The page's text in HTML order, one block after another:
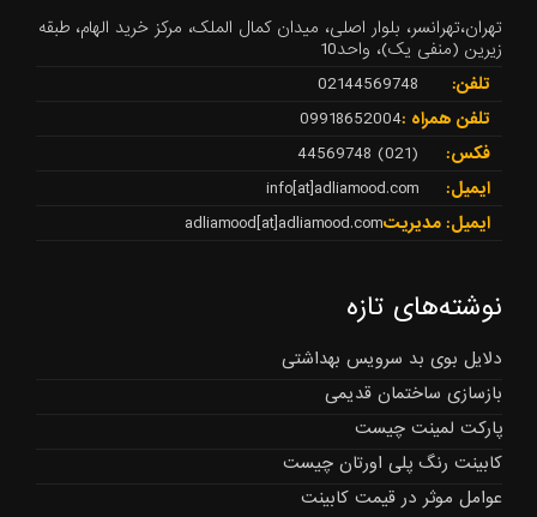
تهران،تهرانسر، بلوار اصلی، میدان کمال الملک، مرکز خرید الهام، طبقه
زیرین (منفی یک)، واحد10
تلفن:
02144569748
تلفن همراه :09918652004
فکس:
(021) 44569748
ایمیل:
info[at]adliamood.com
ایمیل: مدیریتadliamood[at]adliamood.com
نوشته‌های تازه
دلایل بوی بد سرویس بهداشتی
بازسازی ساختمان قدیمی
پارکت لمینت چیست
کابینت رنگ پلی اورتان چیست
عوامل موثر در قیمت کابینت